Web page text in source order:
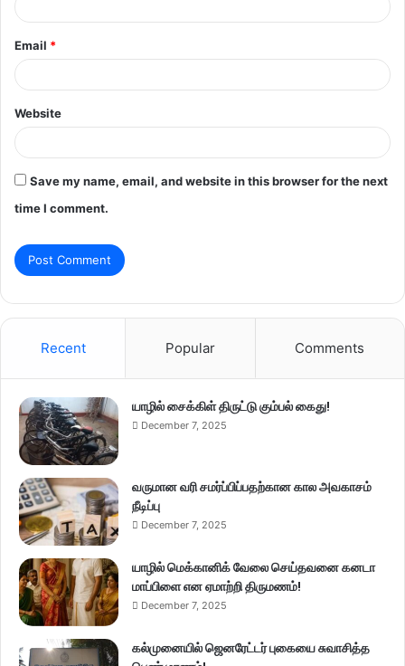
Email *
Website
Save my name, email, and website in this browser for the next
time I comment.
Recent Popular Comments
யாழில் சைக்கிள் திருட்டு கும்பல் கைது!
December 7, 2025
வருமான வரி சமர்ப்பிப்பதற்கான கால அவகாசம்
நீடிப்பு
December 7, 2025
யாழில் மெக்கானிக் வேலை செய்தவனை கனடா
மாப்பிளை என ஏமாற்றி திருமணம்!
December 7, 2025
கல்முனையில் ஜெனரேட்டர் புகையை சுவாசித்த